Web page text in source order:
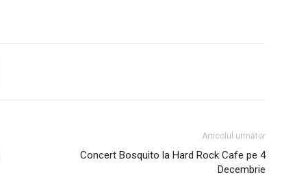
Articolul următor
Concert Bosquito la Hard Rock Cafe pe 4
Decembrie